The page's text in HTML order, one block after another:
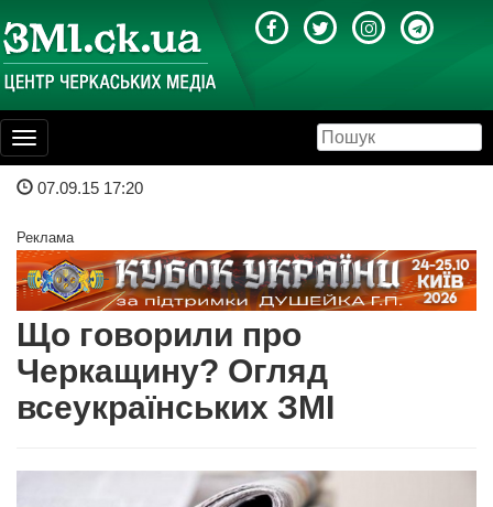
Toggle
navigation
07.09.15 17:20
Реклама
Що говорили про
Черкащину? Огляд
всеукраїнських ЗМІ